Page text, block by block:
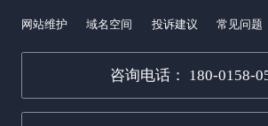
网站维护 域名空间 投诉建议 常见问题
咨询电话： 180-0158-